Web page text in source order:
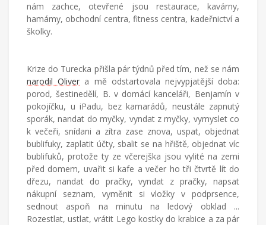
cizích
zemích,
mateřství
všednodenního
života.
nám zachce, otevřené jsou restaurace, kavárny,
hamámy, obchodní centra, fitness centra, kadeřnictví a
školky.
Krize do Turecka přišla pár týdnů před tím, než se nám
narodil Oliver a mě odstartovala nejvypjatější doba:
porod, šestinedělí, B. v domácí kanceláři, Benjamín v
pokojíčku, u iPadu, bez kamarádů, neustále zapnutý
sporák, nandat do myčky, vyndat z myčky, vymyslet co
k večeři, snídani a zítra zase znova, uspat, objednat
bublifuky, zaplatit účty, sbalit se na hřiště, objednat víc
bublifuků, protože ty ze včerejška jsou vylité na zemi
před domem, uvařit si kafe a večer ho tři čtvrtě lít do
dřezu, nandat do pračky, vyndat z pračky, napsat
nákupní seznam, vyměnit si vložky v podprsence,
sednout aspoň na minutu na ledový obklad ...
Rozestlat, ustlat, vrátit Lego kostky do krabice a za pár